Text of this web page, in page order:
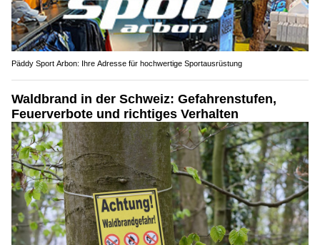
Päddy Sport Arbon: Ihre Adresse für hochwertige Sportausrüstung
Waldbrand in der Schweiz: Gefahrenstufen,
Feuerverbote und richtiges Verhalten